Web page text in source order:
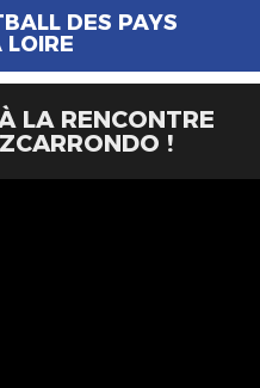
DES PAYS
LOIRE
LA RENCONTRE
!